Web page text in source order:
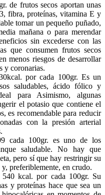
de frutos secos aportan unas
fibra, proteínas, vitamina E y
tomar un pequeño puñado,
mañana o para merendar
sin excederse con las
que consumen frutos secos
menos riesgos de desarrollar
y coronarias.
por cada 100gr. Es un
saludables, ácido fólico y
para Asimismo, algunas
el potasio que contiene el
es recomendable para reducir
con la presión arterial
cada 100gr. es uno de los
saludable. No hay que
pero sí que hay restringir su
preferiblemente, en crudo.
540 kcal. por cada 100gr. Su
y proteínas hace que sea un